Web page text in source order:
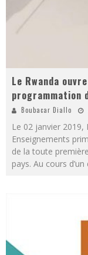
Le Rwanda
programmation
Boubacar Diallo
Le 02 janvier 2019,
Enseignements
de la toute
pays. Au cours